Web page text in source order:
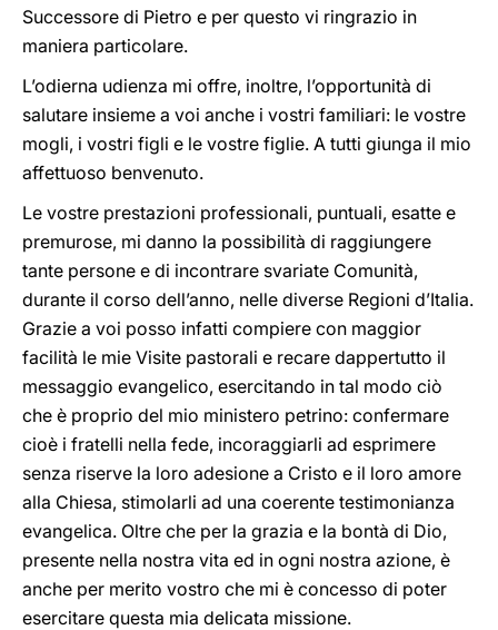
Successore di Pietro e per questo vi ringrazio in
maniera particolare.
L’odierna udienza mi offre, inoltre, l’opportunità di
salutare insieme a voi anche i vostri familiari: le vostre
mogli, i vostri figli e le vostre figlie. A tutti giunga il mio
affettuoso benvenuto.
Le vostre prestazioni professionali, puntuali, esatte e
premurose, mi danno la possibilità di raggiungere
tante persone e di incontrare svariate Comunità,
durante il corso dell’anno, nelle diverse Regioni d’Italia.
Grazie a voi posso infatti compiere con maggior
facilità le mie Visite pastorali e recare dappertutto il
messaggio evangelico, esercitando in tal modo ciò
che è proprio del mio ministero petrino: confermare
cioè i fratelli nella fede, incoraggiarli ad esprimere
senza riserve la loro adesione a Cristo e il loro amore
alla Chiesa, stimolarli ad una coerente testimonianza
evangelica. Oltre che per la grazia e la bontà di Dio,
presente nella nostra vita ed in ogni nostra azione, è
anche per merito vostro che mi è concesso di poter
esercitare questa mia delicata missione.